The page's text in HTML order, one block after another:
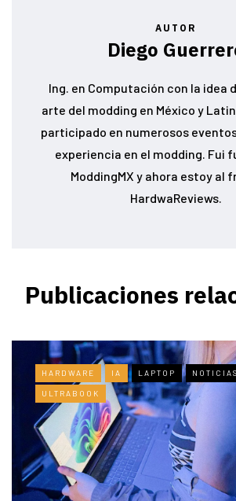
AUTOR
Diego
Ing. en Computación con la idea
arte del modding en México y
participado en numerosos
experiencia en el modding. Fui
ModdingMX y ahora estoy al
HardwaReviews.
Publicaciones
HARDWARE IA LAPTOP NOTICIAS
ULTRABOOK